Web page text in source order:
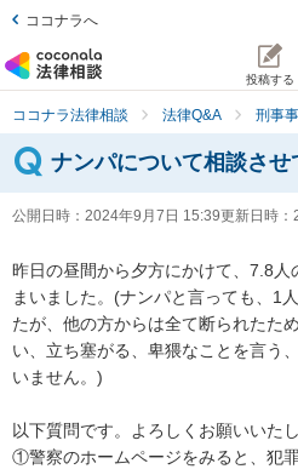
ココナラへ
投稿する
ココナラ法律相談 法律Q&A 刑事
ナンパについて相談させ
公開日時： 2024年9月7日 15:39更新日時：
昨日の昼間から夕方にかけて、7.8人
まいました。(ナンパと言っても、1
たが、他の方からは全て断られたた
い、立ち塞がる、卑猥なことを言う
いません。)
以下質問です。よろしくお願いいたし
①警察のホームページをみると、犯